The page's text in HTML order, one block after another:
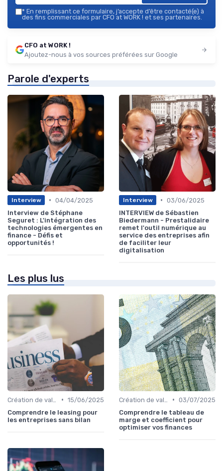
* En remplissant ce formulaire, j’accepte d’être contacté(e) à
des fins commerciales par CFO at WORK ! et ses partenaires.
CFO at WORK !
Ajoutez-nous à vos sources préférées sur Google
Parole d'experts
Interview • 04/04/2025
Interview de Stéphane
Seguret : L'intégration des
technologies émergentes en
finance - Défis et
opportunités !
Interview • 03/06/2025
INTERVIEW de Sébastien
Biedermann - Prestalidaire
remet l'outil numérique au
service des entreprises afin
de faciliter leur
digitalisation
Les plus lus
• 15/06/2025
Comprendre le leasing pour
les entreprises sans bilan
• 03/07/2025
Comprendre le tableau de
marge et coefficient pour
optimiser vos finances